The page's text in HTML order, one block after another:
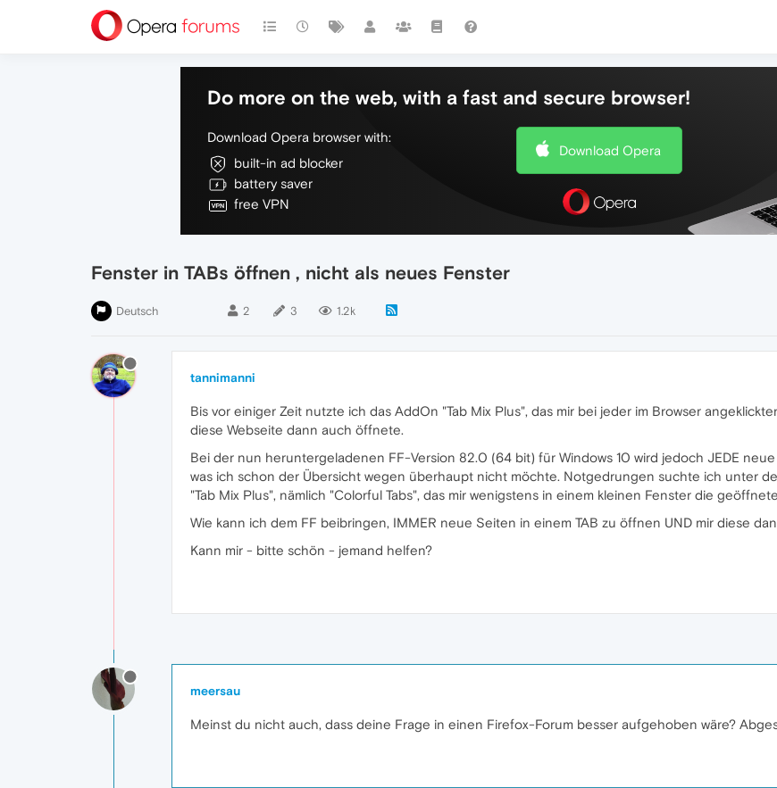
Do more on the web, with a fast and secure browser!
Download Opera browser with:
built-in ad blocker
battery saver
free VPN
Download Opera
Fenster in TABs öffnen , nicht als neues Fenster
Deutsch 2 3 1.2k
tannimanni
Bis vor einiger Zeit nutzte ich das AddOn "Tab Mix Plus", das mir bei jeder im Browser
diese Webseite dann auch öffnete.
Bei der nun heruntergeladenen FF-Version 82.0 (64 bit) für Windows 10 wird jedoch JEDE
was ich schon der Übersicht wegen überhaupt nicht möchte. Notgedrungen suchte ich unter
"Tab Mix Plus", nämlich "Colorful Tabs", das mir wenigstens in einem kleinen Fenster die
Wie kann ich dem FF beibringen, IMMER neue Seiten in einem TAB zu öffnen UND mir diese
Kann mir - bitte schön - jemand helfen?
meersau
Meinst du nicht auch, dass deine Frage in einen Firefox-Forum besser aufgehoben wäre?